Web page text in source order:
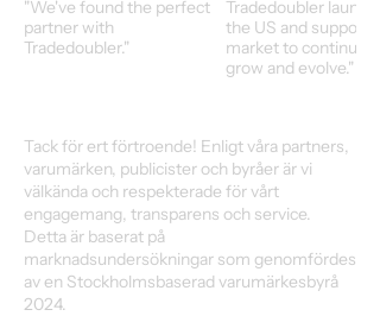
Tack för ert förtroende! Enligt våra partners,
varumärken, publicister och byråer är vi
välkända och respekterade för vårt
engagemang, transparens och service.
Detta är baserat på
marknadsundersökningar som genomfördes
av en Stockholmsbaserad varumärkesbyrå
2024.
"We've found the perfect
partner with
Tradedoubler."
Tradedoubler launch
the US and support
market to
grow and evolve."